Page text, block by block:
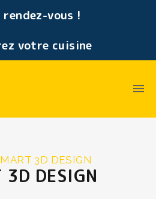
rendez-vous !
votre cuisine
3D DESIGN
3D DESIGN